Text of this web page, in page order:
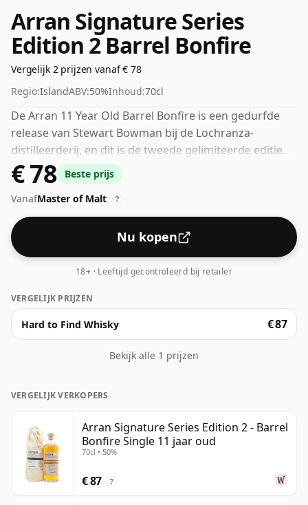
Arran Signature Series
Edition 2 Barrel Bonfire
Vergelijk 2 prijzen vanaf € 78
Regio:IslandABV:50%Inhoud:70cl
De Arran 11 Year Old Barrel Bonfire is een gedurfde
release van Stewart Bowman bij de Lochranza-
distilleerderij, en dit is de tweede gelimiteerde editie.
Zwaar geturfd met een rijk, vol karakter. De rijping op
een kwart vat geeft deze whisky smaken doordrenkt
met citrus en hints van vanille. Gebotteld op 50% ABV.
€ 78
Beste prijs
VanafMaster of Malt ?
Nu kopen
18+ · Leeftijd gecontroleerd bij retailer
VERGELIJK PRIJZEN
Hard to Find Whisky € 87
Bekijk alle 1 prijzen
VERGELIJK VERKOPERS
Arran Signature Series Edition 2 - Barrel
Bonfire Single 11 jaar oud
70cl • 50%
€ 87 ?